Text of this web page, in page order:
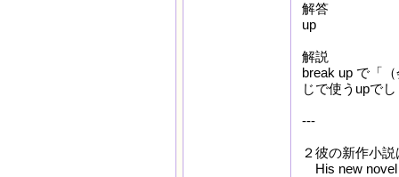
解答
up
解説
break up で「
じで使うupで
---
２彼の新作小
His new